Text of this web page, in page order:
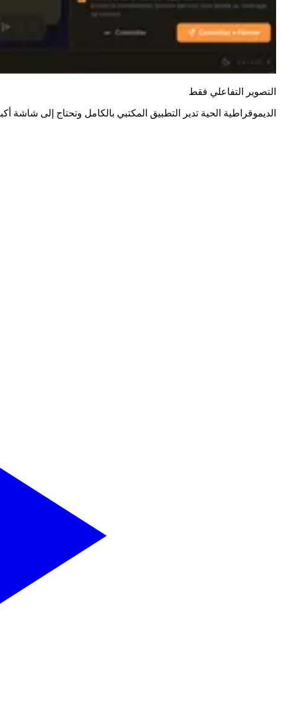
التصوير التفاعلي فقط
الديموقراطية الحية تدير التطبيق المكتبي بالكامل وتحتاج إلى